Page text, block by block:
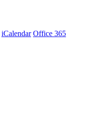
iCalendar Office 365